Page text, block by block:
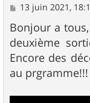
M
s
s
a
g
e
13 juin 2021,
Bonjour a
deuxième
Encore des
au prgramme!!!